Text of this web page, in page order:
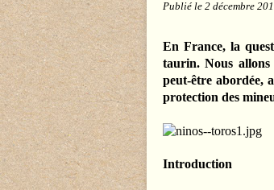
Publié le 2 décembre
En France, la
taurin. Nous
peut-être abordée,
protection des
Introduction